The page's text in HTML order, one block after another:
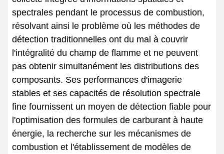
spectrales pendant le processus de combustion,
résolvant ainsi le problème où les méthodes de
détection traditionnelles ont du mal à couvrir
l'intégralité du champ de flamme et ne peuvent
pas obtenir simultanément les distributions des
composants. Ses performances d'imagerie
stables et ses capacités de résolution spectrale
fine fournissent un moyen de détection fiable pour
l'optimisation des formules de carburant à haute
énergie, la recherche sur les mécanismes de
combustion et l'établissement de modèles de